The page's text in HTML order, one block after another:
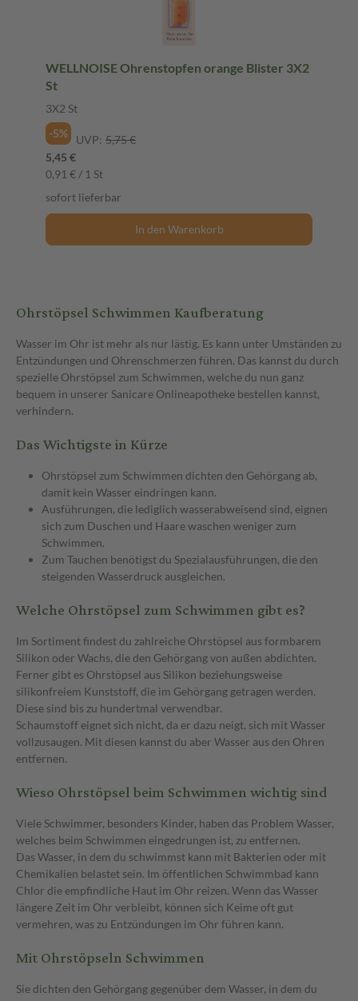
Ohrstöpsel Schwimmen Kaufberatung
Wasser im Ohr ist mehr als nur lästig. Es kann unter Umständen zu
Entzündungen und Ohrenschmerzen führen. Das kannst du durch
spezielle Ohrstöpsel zum Schwimmen, welche du nun ganz
bequem in unserer Sanicare Onlineapotheke bestellen kannst,
verhindern.
Das Wichtigste in Kürze
Ohrstöpsel zum Schwimmen dichten den Gehörgang ab,
damit kein Wasser eindringen kann.
Ausführungen, die lediglich wasserabweisend sind, eignen
sich zum Duschen und Haare waschen weniger zum
Schwimmen.
Zum Tauchen benötigst du Spezialausführungen, die den
steigenden Wasserdruck ausgleichen.
Welche Ohrstöpsel zum Schwimmen gibt es?
Im Sortiment findest du zahlreiche Ohrstöpsel aus formbarem
Silikon oder Wachs, die den Gehörgang von außen abdichten.
Ferner gibt es Ohrstöpsel aus Silikon beziehungsweise
silikonfreiem Kunststoff, die im Gehörgang getragen werden.
Diese sind bis zu hundertmal verwendbar.
Schaumstoff eignet sich nicht, da er dazu neigt, sich mit Wasser
vollzusaugen. Mit diesen kannst du aber Wasser aus den Ohren
entfernen.
Wieso Ohrstöpsel beim Schwimmen wichtig sind
Viele Schwimmer, besonders Kinder, haben das Problem Wasser,
welches beim Schwimmen eingedrungen ist, zu entfernen.
Das Wasser, in dem du schwimmst kann mit Bakterien oder mit
Chemikalien belastet sein. Im öffentlichen Schwimmbad kann
Chlor die empfindliche Haut im Ohr reizen. Wenn das Wasser
längere Zeit im Ohr verbleibt, können sich Keime oft gut
vermehren, was zu Entzündungen im Ohr führen kann.
Mit Ohrstöpseln Schwimmen
Sie dichten den Gehörgang gegenüber dem Wasser, in dem du
WELLNOISE Ohrenstopfen orange Blister 3X2
St
3X2 St
-5%
UVP: 5,75 €
5,45 €
0,91 € / 1 St
sofort lieferbar
In den Warenkorb